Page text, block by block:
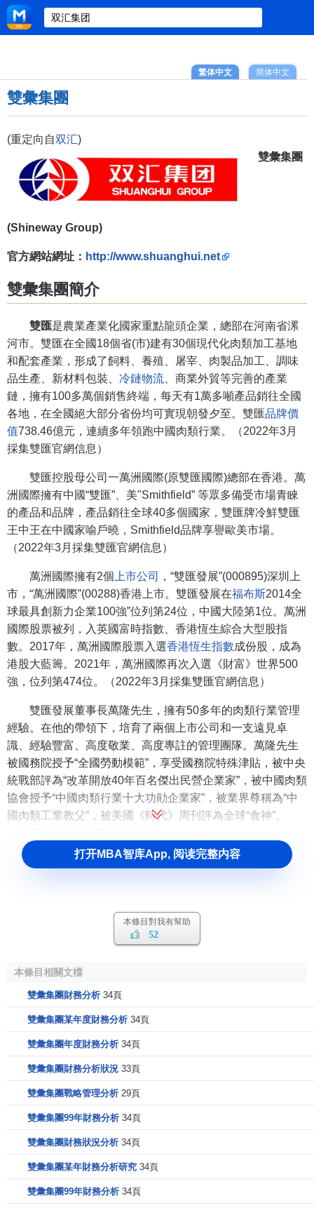
简体中文
繁体中文
雙彙集團
(重定向自双汇)
雙彙集團
(Shineway Group)
官方網站網址： http://www.shuanghui.net
雙彙集團簡介
雙匯是農業產業化國家重點龍頭企業，總部在河南省漯
河市。雙匯在全國18個省(市)建有30個現代化肉類加工基地
和配套產業，形成了飼料、養殖、屠宰、肉製品加工、調味
品生產、新材料包裝、 冷鏈物流 、商業外貿等完善的產業
鏈，擁有100多萬個銷售終端，每天有1萬多噸產品銷往全國
各地，在全國絕大部分省份均可實現朝發夕至。雙匯品牌價
值738.46億元，連續多年領跑中國肉類行業。（2022年3月
採集雙匯官網信息）
雙匯控股母公司一萬洲國際(原雙匯國際)總部在香港。萬
洲國際擁有中國“雙匯”、美"Smithfield” 等眾多備受市場青睞
的產品和品牌，產品銷往全球40多個國家，雙匯牌冷鮮雙匯
王中王在中國家喻戶曉，Smithfield品牌享譽歐美市場。
（2022年3月採集雙匯官網信息）
萬洲國際擁有2個 上市公司
，“雙匯發展”(000895)深圳上
市，“萬洲國際”(00288)香港上市。雙匯發展在福布斯2014全
球最具創新力企業100強”位列第24位，中國大陸第1位。萬洲
國際股票被列，入英國富時指數、香港恆生綜合大型股指
數。2017年，萬洲國際股票入選香港恆生指數成份股，成為
港股大藍籌。2021年，萬洲國際再次入選《財富》世界500
強，位列第474位。（2022年3月採集雙匯官網信息）
雙匯發展董事長萬隆先生，擁有50多年的肉類行業管理
經驗。在他的帶領下，培育了兩個上市公司和一支遠見卓
識、經驗豐富、高度敬業、高度專註的管理團隊。萬隆先生
被國務院授予“全國勞動模範”，享受國務院特殊津貼，被中央
統戰部評為“改革開放40年百名傑出民營企業家”，被中國肉類
協會授予“中國肉類行業十大功勛企業家”，被業界尊稱為“中
國肉類工業教父”，被美國《時代》周刊評為全球“食神”。
國際化後的大雙匯，將繼續堅持改革創新發展理念，堅
續調整結構，突出六大產業，整合全球資源，創新發展上規
模”的方針指引下，進一步做好產品，做大品牌，做強企業，
持續提供健康、安全、放心、時尚的產品，為廣大消費者、
股東和社會創造永續價值。（2022年3月採集雙匯官網信
雙彙集團堅持用現代物流業
入國內，大力推廣冷鮮肉的品牌化經營，實現熱鮮肉、冷凍
肉向冷鮮肉轉變，傳統銷售向連鎖經營轉變，改變傳統的“沿
史，引導了行業的發展方向，雙匯開創中國肉類品牌。雙匯
產品做到頭頭檢驗、系統控制，確保
雙彙集團實施集團化管控模式，按照
要，建立鮮凍品事業部、肉製品事業部、化工包裝事業部、
應鏈管理、質量管理 和企業的信息化。企業先後通過
打开MBA智库App, 阅读完整内容
本條目對我有幫助
52
本條目相關文檔
雙彙集團財務分析 34頁
雙彙集團某年度財務分析 34頁
雙彙集團年度財務分析 34頁
雙彙集團財務分析狀況 33頁
雙彙集團戰略管理分析 29頁
雙彙集團99年財務分析 34頁
雙彙集團財務狀況分析 34頁
雙彙集團某年財務分析研究 34頁
雙彙集團99年財務分析 34頁